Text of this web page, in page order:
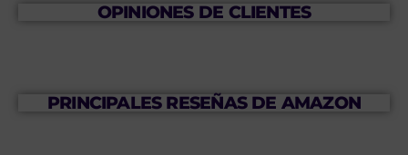
OPINIONES DE CLIENTES
PRINCIPALES RESEÑAS DE AMAZON